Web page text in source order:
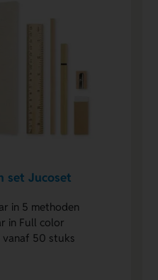
set Jucoset
in 5 methoden
in Full color
vanaf 50 stuks